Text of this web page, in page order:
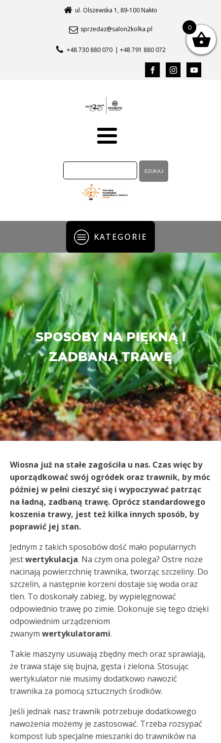
ul. Olszewska 1, 89-100 Nakło
sprzedaz@salon2kolka.pl
+48 730 880 070 | +48 791 880 072
KATEGORIE
SPOSOBY NA PIĘKNĄ I
ZADBANĄ TRAWĘ
Wiosna już na stałe zagościła u nas. Czas więc by
uporządkować swój ogródek oraz trawnik, by móc
później w pełni cieszyć się i wypoczywać patrząc
na ładną, zadbaną trawę. Oprócz standardowego
koszenia trawy, jest też kilka innych sposób, by
poprawić jej stan.
Jednym z takich sposobów dość mało popularnych
jestwertykulacja. Na czym ona polega? Ostre noże
nacinają powierzchnię trawnika, tworząc szczeliny. Do
szczelin, a następnie korzeni dostaje się woda oraz
tlen. To doskonały zabieg, by wypielęgnować
odpowiednio trawę po zimie. Dokonuje się tego dzięki
odpowiednim urządzeniom
zwanym wertykulatorami.
Takie maszyny usuwają zbędny mech oraz sprawiają,
że trawa staje się bujna, gęsta i zielona. Stosując
wertykulator nie musimy dodatkowo nawozić
trawnika za pomocą sztucznych środków.
Jeśli jednak nasz trawnik potrzebuje dodatkowego
nawożenia możemy je zastosować. Trzeba rozsypać
kompost lub specjalne mieszanki do trawników na
0